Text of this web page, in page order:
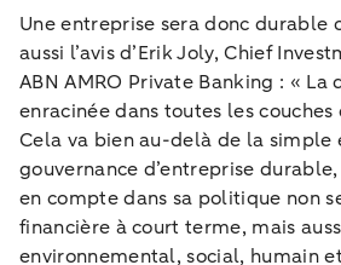
Une entreprise sera donc durable
aussi l’avis d’Erik Joly, Chief
ABN AMRO Private Banking : «
enracinée dans toutes les couches
Cela va bien au-delà de la simple
gouvernance d’entreprise
en compte dans sa politique non
financière à court terme, mais
environnemental, social, humain